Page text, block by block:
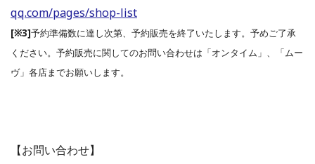
qq.com/pages/shop-list
[※3]予約準備数に達し次第、予約販売を終了いたします。予めご了承
ください。予約販売に関してのお問い合わせは「オンタイム」、「ムー
ヴ」各店までお願いします。
【お問い合わせ】